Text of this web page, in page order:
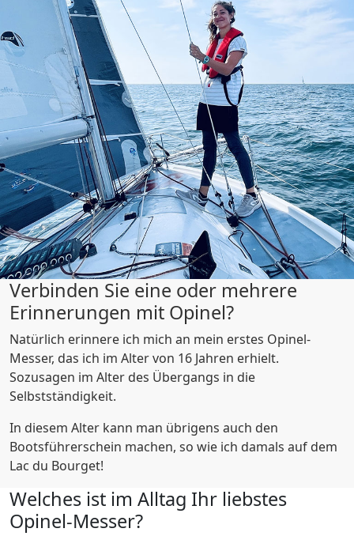
Verbinden Sie eine oder mehrere
Erinnerungen mit Opinel?
Natürlich erinnere ich mich an mein erstes Opinel-
Messer, das ich im Alter von 16 Jahren erhielt.
Sozusagen im Alter des Übergangs in die
Selbstständigkeit.
In diesem Alter kann man übrigens auch den
Bootsführerschein machen, so wie ich damals auf dem
Lac du Bourget!
Welches ist im Alltag Ihr liebstes
Opinel-Messer?